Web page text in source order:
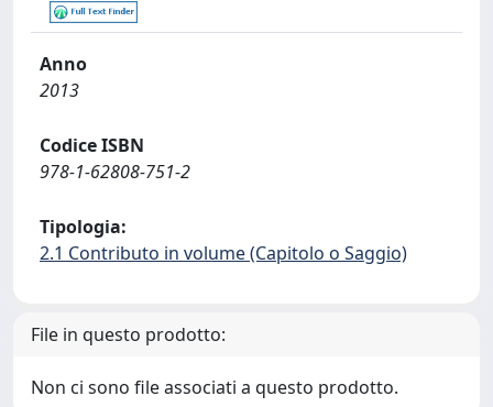
Anno
2013
Codice ISBN
978-1-62808-751-2
Tipologia:
2.1 Contributo in volume (Capitolo o Saggio)
File in questo prodotto:
Non ci sono file associati a questo prodotto.